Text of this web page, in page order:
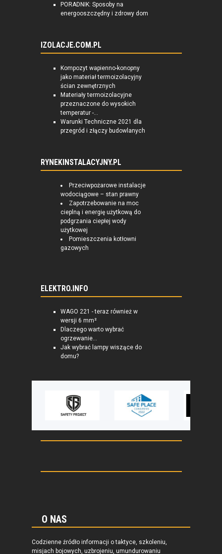
PORADNIK: Sposoby na
energooszczędny i zdrowy dom
IZOLACJE.COM.PL
Kompozyt wapienno-konopny
jako materiał termoizolacyjny
ścian zewnętrznych
Materiały termoizolacyjne
przeznaczone do wysokich
temperatur -...
Warunki Techniczne 2021 dla
przegród i złączy budowlanych
RYNEKINSTALACYJNY.PL
Przeciwpożarowe instalacje
wodociągowe – stan prawny
Zapotrzebowanie na moc
cieplną i energię użytkową do
podgrzania ciepłej wody
użytkowej
Pomieszczenia kotłowni
gazowych
ELEKTRO.INFO
WAGO 221 - teraz również w
wersji 6 mm²
Dlaczego warto wybrać
ogrzewanie...
Jak wybrać lampy wiszące do
domu?
O NAS
Codzienne źródło informacji o taktyce, szkoleniu,
misjach bojowych, uzbrojeniu, umundurowaniu